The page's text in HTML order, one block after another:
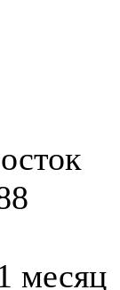
месяц